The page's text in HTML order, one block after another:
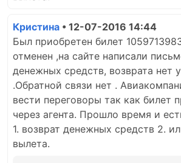
Кристина • 12-07-2016 14:44
Был приобретен билет
отменен ,на сайте написали
денежных средств, возврата нет
.Обратной связи нет .
вести переговоры так как билет
через агента. Прошло время и
1. возврат денежных средств 2.
вылета.